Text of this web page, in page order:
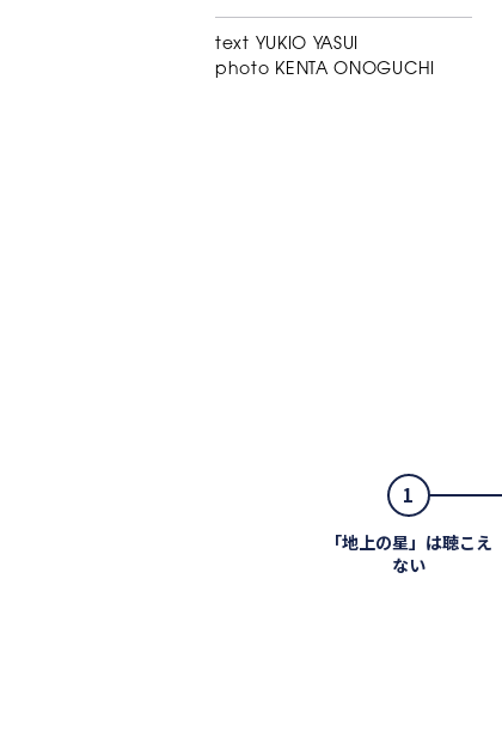
text YUKIO YASUI
photo KENTA ONOGUCHI
1
「地上の星」は聴こえ
ない